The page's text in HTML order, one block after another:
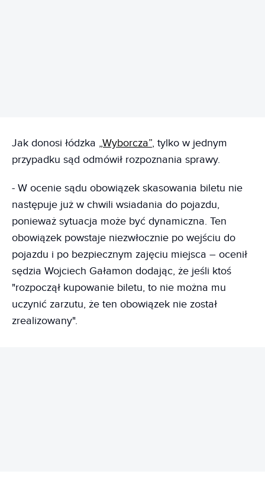
Jak donosi łódzka „Wyborcza”, tylko w jednym
przypadku sąd odmówił rozpoznania sprawy.
- W ocenie sądu obowiązek skasowania biletu nie
następuje już w chwili wsiadania do pojazdu,
ponieważ sytuacja może być dynamiczna. Ten
obowiązek powstaje niezwłocznie po wejściu do
pojazdu i po bezpiecznym zajęciu miejsca – ocenił
sędzia Wojciech Gałamon dodając, że jeśli ktoś
"rozpoczął kupowanie biletu, to nie można mu
uczynić zarzutu, że ten obowiązek nie został
zrealizowany".